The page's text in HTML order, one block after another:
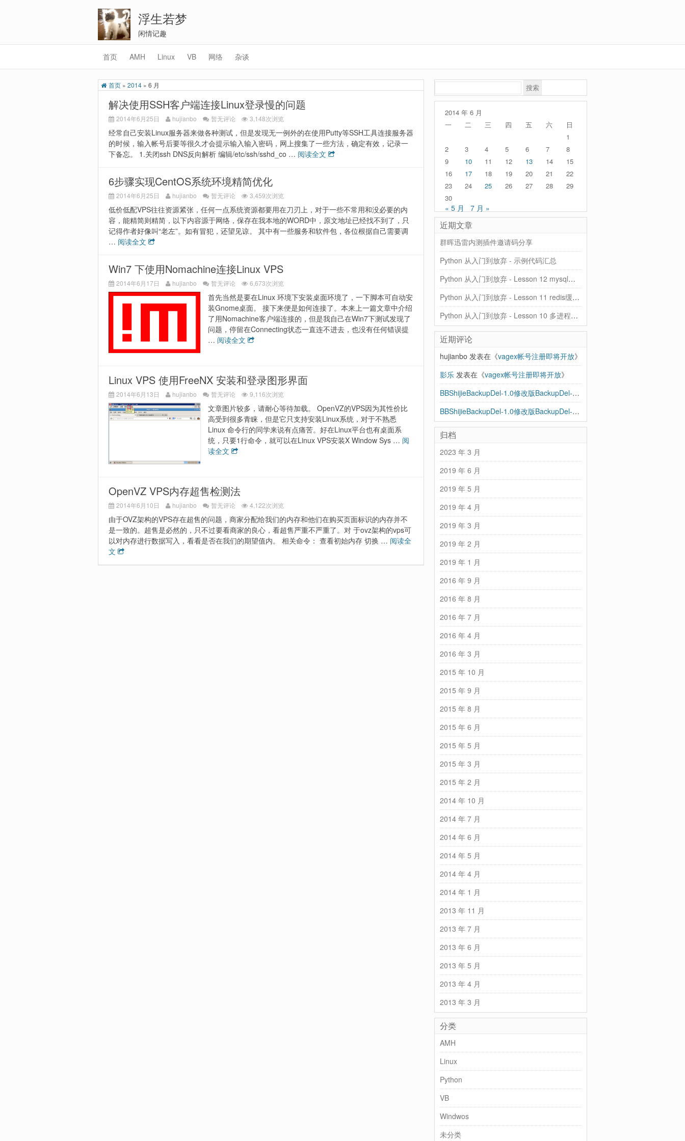
浮生若梦
闲情记趣
首页 AMH Linux VB 网络 杂谈
首页 » 2014 » 6 月
解决使用SSH客户端连接Linux登录慢的问题
2014年6月25日 hujianbo 暂无评论 3,148次浏览
经常自己安装Linux服务器来做各种测试，但是发现无一例外的在使用Putty等SSH工具连接服务器
的时候，输入帐号后要等很久才会提示输入输入密码，网上搜集了一些方法，确定有效，记录一
下备忘。 1.关闭ssh DNS反向解析 编辑/etc/ssh/sshd_co … 阅读全文
6步骤实现CentOS系统环境精简优化
2014年6月25日 hujianbo 暂无评论 3,459次浏览
低价低配VPS往往资源紧张，任何一点系统资源都要用在刀刃上，对于一些不常用和没必要的内
容，能精简则精简，以下内容源于网络，保存在我本地的WORD中，原文地址已经找不到了，只
记得作者好像叫“老左”。如有冒犯，还望见谅。 其中有一些服务和软件包，各位根据自己需要调
… 阅读全文
Win7 下使用Nomachine连接Linux VPS
2014年6月17日 hujianbo 暂无评论 6,673次浏览
首先当然是要在Linux 环境下安装桌面环境了，一下脚本可自动安
装Gnome桌面。 接下来便是如何连接了。本来上一篇文章中介绍
了用Nomachine客户端连接的，但是我自己在Win7下测试发现了
问题，停留在Connecting状态一直连不进去，也没有任何错误提
… 阅读全文
Linux VPS 使用FreeNX 安装和登录图形界面
2014年6月13日 hujianbo 暂无评论 9,116次浏览
文章图片较多，请耐心等待加载。 OpenVZ的VPS因为其性价比
高受到很多青睐，但是它只支持安装Linux系统，对于不熟悉
Linux 命令行的同学来说有点痛苦。好在Linux平台也有桌面系
统，只要1行命令，就可以在Linux VPS安装X Window Sys … 阅
读全文
OpenVZ VPS内存超售检测法
2014年6月10日 hujianbo 暂无评论 4,122次浏览
由于OVZ架构的VPS存在超售的问题，商家分配给我们的内存和他们在购买页面标识的内存并不
是一致的。超售是必然的，只不过要看商家的良心，看超售严重不严重了。对 于ovz架构的vps可
以对内存进行数据写入，看看是否在我们的期望值内。 相关命令： 查看初始内存 切换 … 阅读全
文
搜
索：
2014 年 6 月
一
二 三 四 五 六
日
1
2
3 4 5 6 7
8
9
10 11 12 13 14
15
16
17 18 19 20 21
22
23
24 25 26 27 28
29
30
« 5 月 7 月 »
近期文章
群晖迅雷内测插件邀请码分享
Python 从入门到放弃 - 示例代码汇总
Python 从入门到放弃 - Lesson 12 mysql和ORM
Python 从入门到放弃 - Lesson 11 redis缓存、rabbitMQ队列
Python 从入门到放弃 - Lesson 10 多进程、协程、异步IO
近期评论
hujianbo 发表在《vagex帐号注册即将开放》
影乐 发表在《vagex帐号注册即将开放》
BBShijieBackupDel-1.0修改版BackupDel-2.0到来，增加支持SSH - 忽见博
BBShijieBackupDel-1.0修改版BackupDel-2.0到来，增加支持SSH | 忽见博
归档
2023 年 3 月
2019 年 6 月
2019 年 5 月
2019 年 4 月
2019 年 3 月
2019 年 2 月
2019 年 1 月
2016 年 9 月
2016 年 8 月
2016 年 7 月
2016 年 4 月
2016 年 3 月
2015 年 10 月
2015 年 9 月
2015 年 8 月
2015 年 6 月
2015 年 5 月
2015 年 3 月
2015 年 2 月
2014 年 10 月
2014 年 7 月
2014 年 6 月
2014 年 5 月
2014 年 4 月
2014 年 1 月
2013 年 11 月
2013 年 7 月
2013 年 6 月
2013 年 5 月
2013 年 4 月
2013 年 3 月
分类
AMH
Linux
Python
VB
Windwos
未分类